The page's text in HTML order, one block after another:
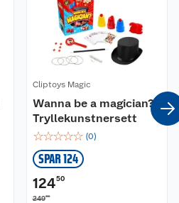
Cliptoys Magic
Wanna be a magician?
Tryllekunstnersett
☆☆☆☆☆ (0)
SPAR 124
12450
24900